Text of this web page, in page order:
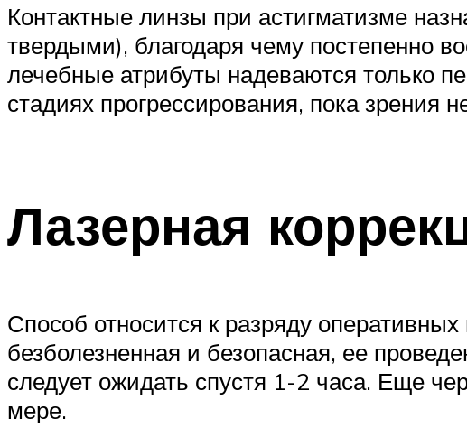
Контактные линзы при астигматизме
твердыми), благодаря чему постепенно
лечебные атрибуты надеваются только
стадиях прогрессирования, пока зрения
Лазерная
Способ относится к разряду
безболезненная и безопасная, ее
следует ожидать спустя 1-2 часа. Еще
мере.